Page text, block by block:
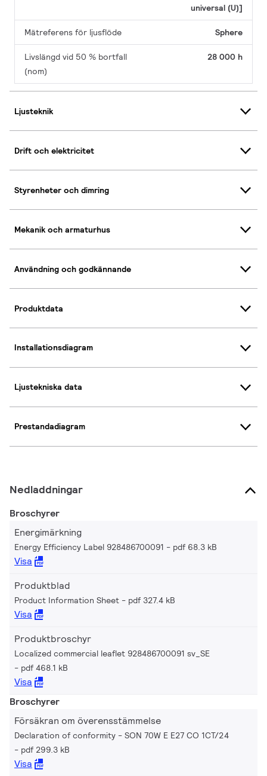
universal (U)]
Mätreferens för ljusflöde Sphere
Livslängd vid 50 % bortfall
(nom)
28 000 h
Ljusteknik
Drift och elektricitet
Styrenheter och dimring
Mekanik och armaturhus
Användning och godkännande
Produktdata
Installationsdiagram
Ljustekniska data
Prestandadiagram
Nedladdningar
Broschyrer
Energimärkning
Energy Efficiency Label 928486700091 pdf 68.3 kB
Visa
Produktblad
Product Information Sheet pdf 327.4 kB
Visa
Produktbroschyr
Localized commercial leaflet 928486700091 sv_SE
pdf 468.1 kB
Visa
Broschyrer
Försäkran om överensstämmelse
Declaration of conformity - SON 70W E E27 CO 1CT/24
pdf 299.3 kB
Visa